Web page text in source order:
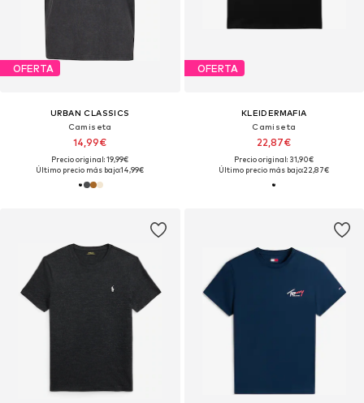
OFERTA
URBAN CLASSICS
Camiseta
14,99€
Precio original: 19,99€
Último precio más bajo:14,99€
OFERTA
KLEIDERMAFIA
Camiseta
22,87€
Precio original: 31,90€
Último precio más bajo:22,87€